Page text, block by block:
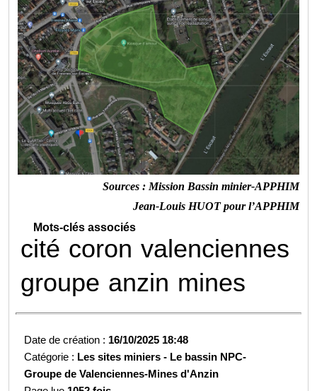
Sources : Mission Bassin minier-APPHIM
Jean-Louis HUOT pour l’APPHIM
Mots-clés associés
cité coron valenciennes
groupe anzin mines
Date de création : 16/10/2025 18:48
Catégorie : Les sites miniers - Le bassin NPC-
Groupe de Valenciennes-Mines d'Anzin